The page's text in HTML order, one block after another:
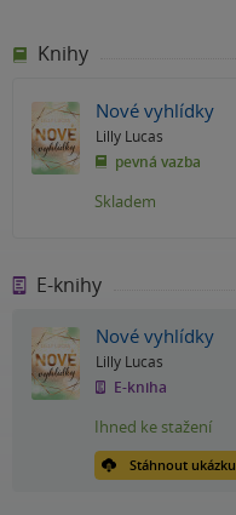
Knihy
Nové vyhlídky
Lilly Lucas
pevná vazba
Skladem
E-knihy
Nové vyhlídky
Lilly Lucas
E-kniha
Stáhnout ukázku
Ihned ke stažení